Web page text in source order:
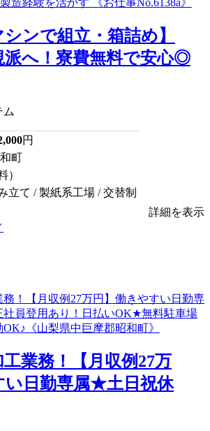
シンで組立・箱詰め】
派へ！寮費無料で安心◎
ム
円
町
）
立て / 製紙系工場 / 交替制
詳細を表示
業務！【月収例27万
い日勤専属★土日祝休